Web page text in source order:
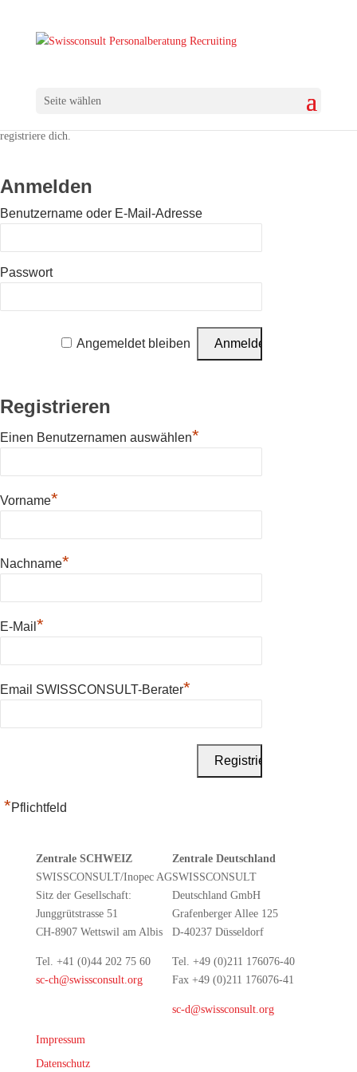
Seite wählen
registriere dich.
Anmelden
Benutzername oder E-Mail-Adresse
Passwort
Angemeldet bleiben
Registrieren
Einen Benutzernamen auswählen*
Vorname*
Nachname*
E-Mail *
Email SWISSCONSULT-Berater*
*Pflichtfeld
Zentrale SCHWEIZ
SWISSCONSULT/Inopec AG
Sitz der Gesellschaft:
Junggrütstrasse 51
CH-8907 Wettswil am Albis
Tel. +41 (0)44 202 75 60
sc-ch@swissconsult.org
Zentrale Deutschland
SWISSCONSULT
Deutschland GmbH
Grafenberger Allee 125
D-40237 Düsseldorf
Tel. +49 (0)211 176076-40
Fax +49 (0)211 176076-41
sc-d@swissconsult.org
Impressum
Datenschutz